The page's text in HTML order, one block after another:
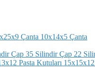
Çanta 10x14x5 Çanta
Çap 35 SilindirÇap 22
Pasta Kutuları